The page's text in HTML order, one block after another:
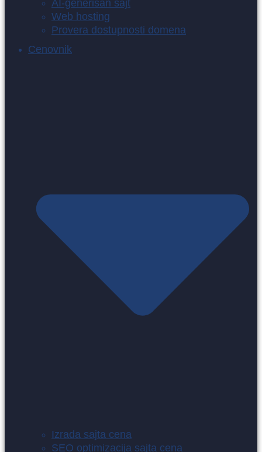
AI-generisan sajt
Web hosting
Provera dostupnosti domena
Cenovnik
Izrada sajta cena
SEO optimizacija sajta cena